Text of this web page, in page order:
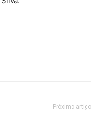
Próximo artigo